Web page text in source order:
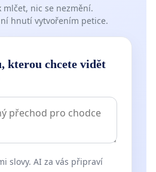
mlčet, nic se nezmění.
hnutí vytvořením petice.
kterou chcete vidět
slovy. AI za vás připraví